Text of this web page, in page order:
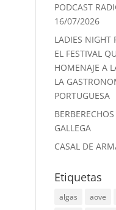
PODCAST
16/07/2026
LADIES NIGHT
EL FESTIVAL
HOMENAJE A
LA
PORTUGUESA
GALLEGA
CASAL DE
Etiquetas
algas aove